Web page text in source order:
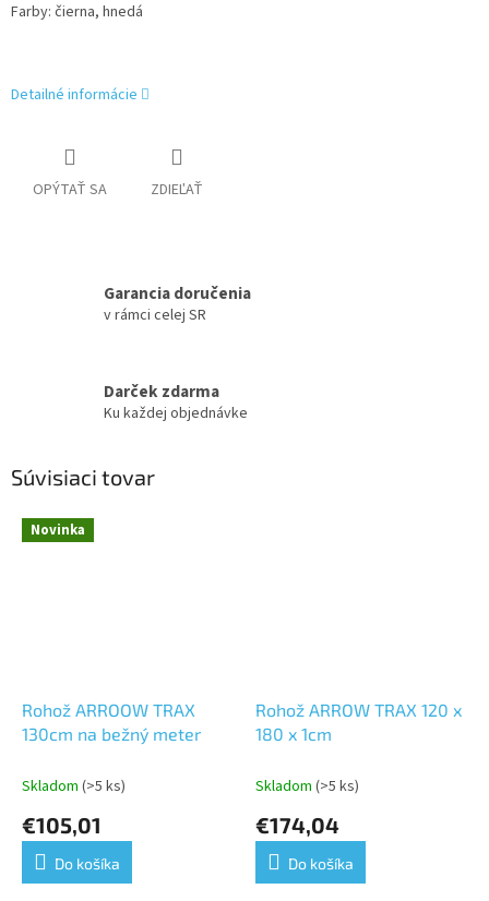
Farby: čierna, hnedá
Detailné informácie
OPÝTAŤ SA ZDIEĽAŤ
Garancia doručenia
v rámci celej SR
Darček zdarma
Ku každej objednávke
Súvisiaci tovar
Novinka
Rohož ARROOW TRAX
130cm na bežný meter
Skladom (>5 ks)
€105,01
Do košíka
Rohož ARROW TRAX 120 x
180 x 1cm
Skladom (>5 ks)
€174,04
Do košíka